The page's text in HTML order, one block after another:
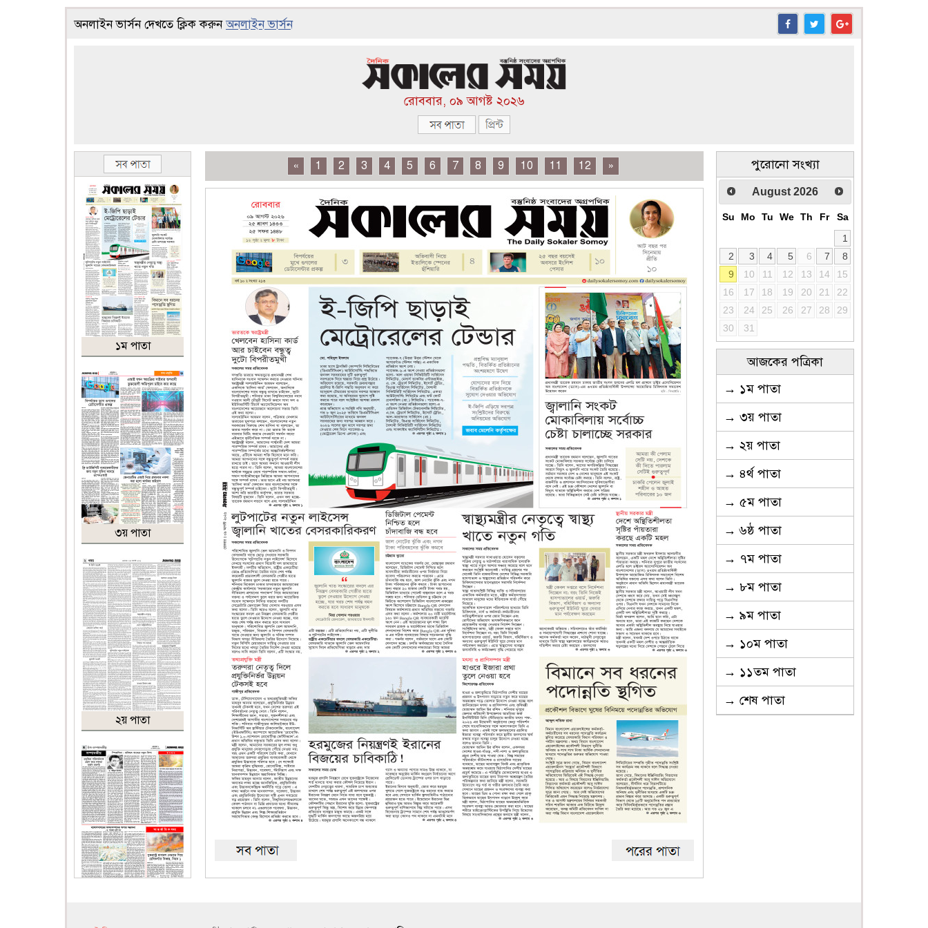
অনলাইন ভার্সন দেখতে ক্লিক করুনঅনলাইন ভার্সন
রোববার, ০৯ আগষ্ট ২০২৬
১ম পাতা
৩য় পাতা
২য় পাতা
« 1 2 3 4 5 6 7 8 9 10 11 12 » পুরোনো সংখ্যা
August 2026
Su Mo Tu We Th Fr
Sa
1
2
3 4 5 6 7
8
9
10 11 12 13 14
15
16
17 18 19 20 21
22
23
24 25 26 27 28
29
30
31
আজকের পত্রিকা
→ ১ম পাতা
→ ৩য় পাতা
→ ২য় পাতা
→ ৪র্থ পাতা
→ ৫ম পাতা
→ ৬ষ্ঠ পাতা
→ ৭ম পাতা
→ ৮ম পাতা
→ ৯ম পাতা
→ ১০ম পাতা
→ ১১তম পাতা
→ শেষ পাতা